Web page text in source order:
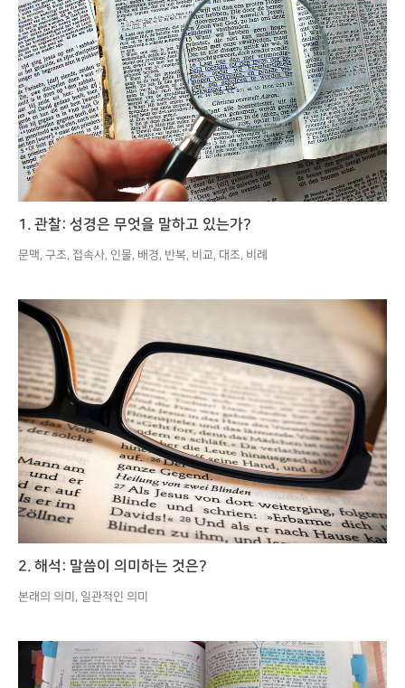
1. 관찰: 성경은 무엇을 말하고 있는가?
문맥, 구조, 접속사, 인물, 배경, 반복, 비교, 대조, 비례
2. 해석: 말씀이 의미하는 것은?
본래의 의미, 일관적인 의미